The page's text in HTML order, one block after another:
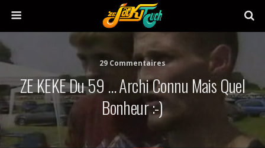
29 Commentaires
ZE KEKE Du 59 … Archi Connu Mais Quel
Bonheur :-)